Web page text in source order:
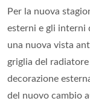
Per la nuova
esterni e gli interni
una nuova vista
griglia del
decorazione
del nuovo cambio